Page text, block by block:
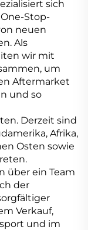
sich
Stop-
neuen
Als
wir mit
um
Aftermarket
und so
Derzeit sind
Afrika,
Osten sowie
über ein Team
der
Verkauf,
und im